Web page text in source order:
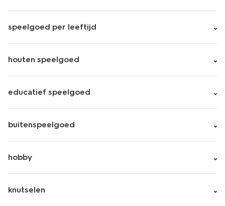
speelgoed per leeftijd
houten speelgoed
educatief speelgoed
buitenspeelgoed
hobby
knutselen